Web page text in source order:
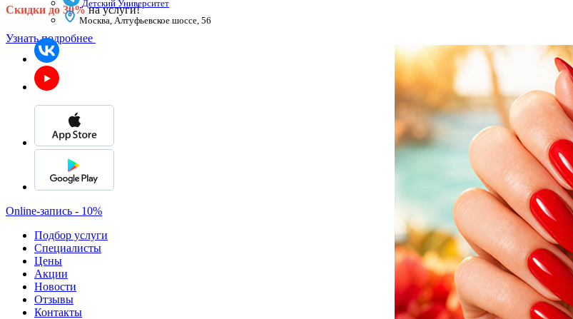
Скидки до 30%на услуги!
Узнать подробнее
Детский Университет
Москва, Алтуфьевское шоссе, 56
Online-запись - 10%
Подбор услуги
Специалисты
Цены
Акции
Новости
Отзывы
Контакты